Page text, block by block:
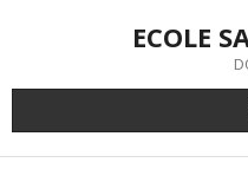
ECOLE